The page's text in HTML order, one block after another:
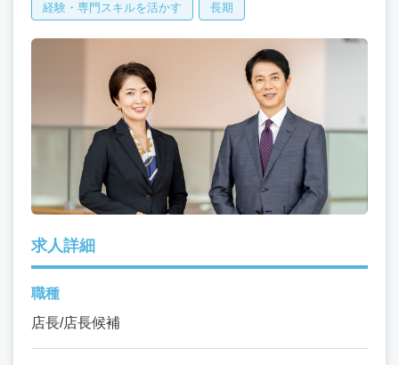
経験・専門スキルを活かす 長期
求人詳細
職種
店長/店長候補